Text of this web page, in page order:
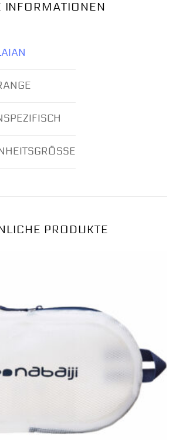
INFORMATIONEN
PRODUKTE